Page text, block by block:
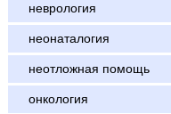
неврология
неонаталогия
неотложная помощь
онкология